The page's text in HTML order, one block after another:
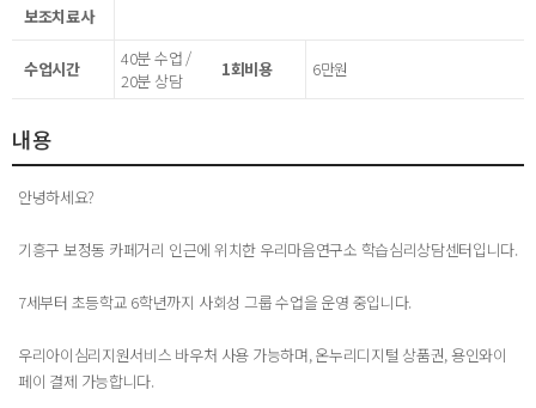
보조치료사
수업시간
40분 수업 /
20분 상담
1회비용 6만원
내용
안녕하세요?
기흥구 보정동 카페거리 인근에 위치한 우리마음연구소 학습심리상담센터입니다.
7세부터 초등학교 6학년까지 사회성 그룹 수업을 운영 중입니다.
우리아이심리지원서비스 바우처 사용 가능하며, 온누리디지털 상품권, 용인와이
페이 결제 가능합니다.